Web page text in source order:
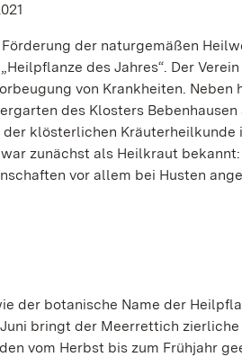
der naturgemäßen
des Jahres“. Der
von Krankheiten.
des Klosters Bebenhausen
klösterlichen Kräuterheilkunde
zunächst als Heilkraut
vor allem bei Husten
der botanische Name der
bringt der Meerrettich
vom Herbst bis zum Frühjahr